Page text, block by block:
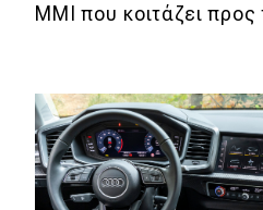
MMI που κοιτάζει προς